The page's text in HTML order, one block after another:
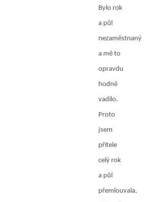
Bylo rok
a půl
nezaměstnaný
a mě to
opravdu
hodně
vadilo.
Proto
jsem
přítele
celý rok
a půl
přemlouvala,